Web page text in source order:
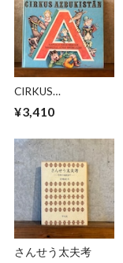
CIRKUS
¥3,410
さんせう太夫考